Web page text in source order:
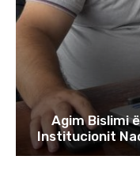
Agim Bislimi
Institucionit